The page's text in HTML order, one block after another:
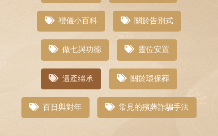
禮儀小百科 關於告別式
做七與功德 靈位安置
遺產繼承 關於環保葬
百日與對年 常見的殯葬詐騙手法